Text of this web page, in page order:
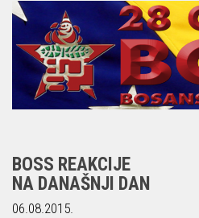
BOSS REAKCIJE
NA DANAŠNJI DAN
06.08.2015.